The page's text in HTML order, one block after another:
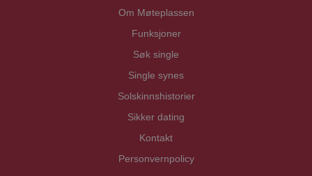
Om Møteplassen
Funksjoner
Søk single
Single synes
Solskinnshistorier
Sikker dating
Kontakt
Personvernpolicy